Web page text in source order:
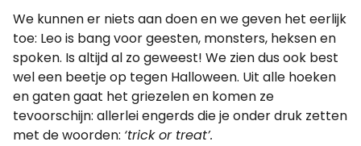
We kunnen er niets aan doen en we geven het eerlijk
toe: Leo is bang voor geesten, monsters, heksen en
spoken. Is altijd al zo geweest! We zien dus ook best
wel een beetje op tegen Halloween. Uit alle hoeken
en gaten gaat het griezelen en komen ze
tevoorschijn: allerlei engerds die je onder druk zetten
met de woorden: ‘trick or treat’.